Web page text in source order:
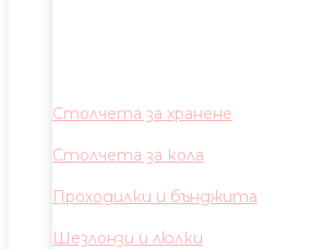
Столчета за хранене
Столчета за кола
Проходилки и бънджита
Шезлонзи и люлки